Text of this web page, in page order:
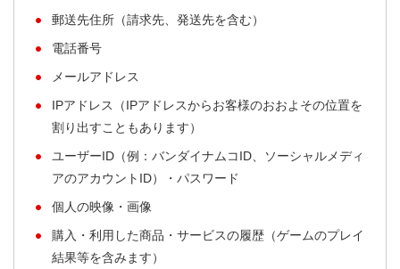
郵送先住所（請求先、発送先を含む）
電話番号
メールアドレス
IPアドレス（IPアドレスからお客様のおおよその位置を
割り出すこともあります）
ユーザーID（例：バンダイナムコID、ソーシャルメディ
アのアカウントID）・パスワード
個人の映像・画像
購入・利用した商品・サービスの履歴（ゲームのプレイ
結果等を含みます）